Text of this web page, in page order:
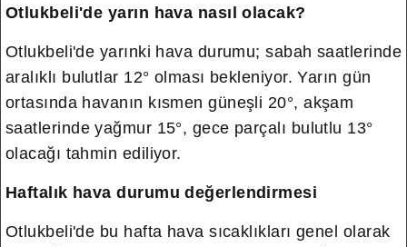
Otlukbeli'de yarın hava nasıl olacak?
Otlukbeli'de yarınki hava durumu; sabah saatlerinde
aralıklı bulutlar 12° olması bekleniyor. Yarın gün
ortasında havanın kısmen güneşli 20°, akşam
saatlerinde yağmur 15°, gece parçalı bulutlu 13°
olacağı tahmin ediliyor.
Haftalık hava durumu değerlendirmesi
Otlukbeli'de bu hafta hava sıcaklıkları genel olarak